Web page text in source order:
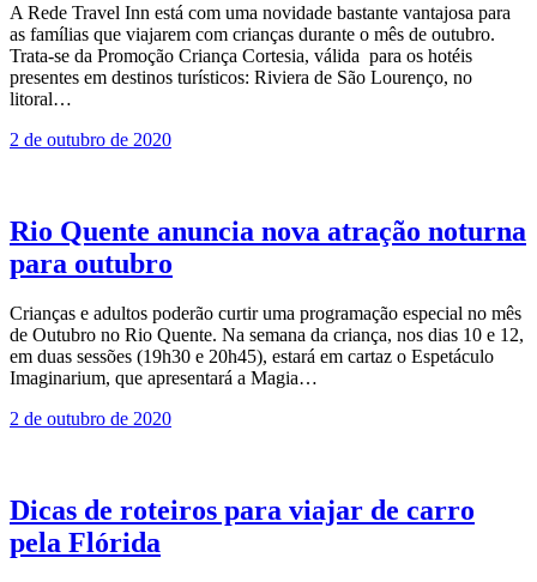
A Rede Travel Inn está com uma novidade bastante vantajosa para
as famílias que viajarem com crianças durante o mês de outubro.
Trata-se da Promoção Criança Cortesia, válida para os hotéis
presentes em destinos turísticos: Riviera de São Lourenço, no
litoral…
2 de outubro de 2020
Rio Quente anuncia nova atração noturna
para outubro
Crianças e adultos poderão curtir uma programação especial no mês
de Outubro no Rio Quente. Na semana da criança, nos dias 10 e 12,
em duas sessões (19h30 e 20h45), estará em cartaz o Espetáculo
Imaginarium, que apresentará a Magia…
2 de outubro de 2020
Dicas de roteiros para viajar de carro
pela Flórida